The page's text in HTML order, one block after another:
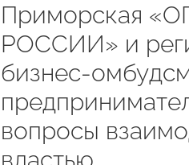
Приморская
РОССИИ» и
бизнес-
вопросы